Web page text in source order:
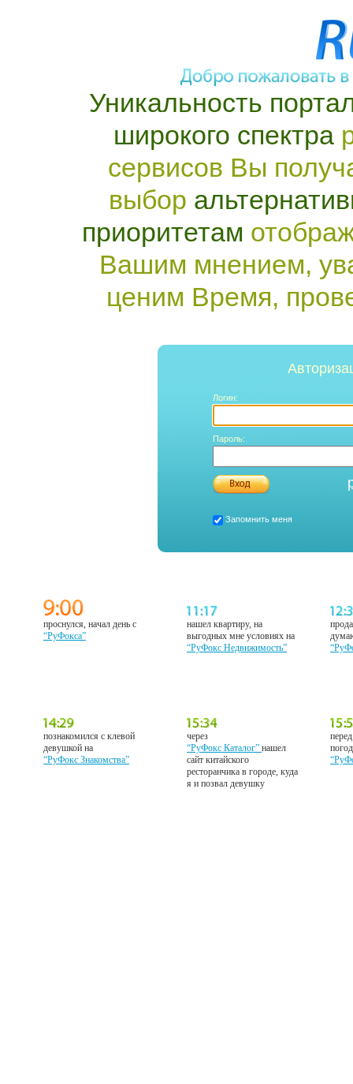
Уникальность
широкого спектра
сервисов Вы
выбор
приоритетам
Вашим мнением,
ценим Время,
Логин:
Пароль:
Запомнить меня
проснулся, начал день с
“РуФокса”
нашел квартиру, на
выгодных мне условиях на
“РуФокс Недвижимость”
познакомился с клевой
девушкой на
“РуФокс Знакомства”
через
“РуФокс Каталог”нашел
сайт китайского
ресторанчика в городе, куда
я и позвал девушку